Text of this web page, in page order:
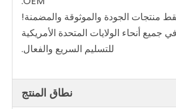
منتجات الجودة والموثوقة والمضمنة!
11 فرعًا في جميع أنحاء الولايات المتحدة الأمريكية
للتسليم السريع والفعال.
نطاق المنتج